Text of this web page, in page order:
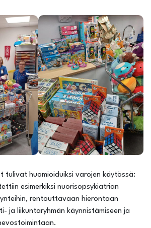
tulivat huomioiduiksi varojen käytössä:
esimerkiksi nuorisopsykiatrian
rentouttavaan hierontaan
ja liikuntaryhmän käynnistämiseen ja